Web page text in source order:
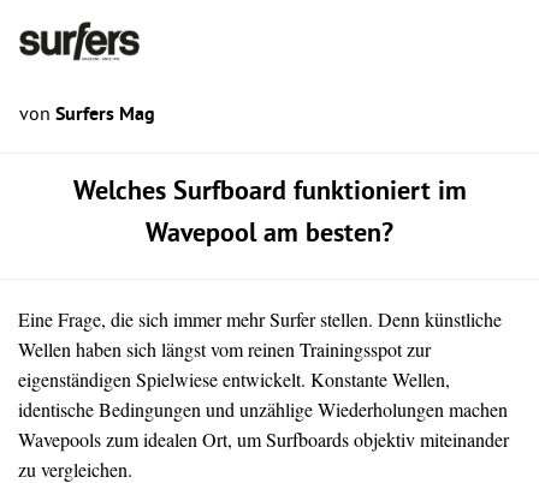
von Surfers Mag
Welches Surfboard funktioniert im
Wavepool am besten?
Eine Frage, die sich immer mehr Surfer stellen. Denn künstliche
Wellen haben sich längst vom reinen Trainingsspot zur
eigenständigen Spielwiese entwickelt. Konstante Wellen,
identische Bedingungen und unzählige Wiederholungen machen
Wavepools zum idealen Ort, um Surfboards objektiv miteinander
zu vergleichen.